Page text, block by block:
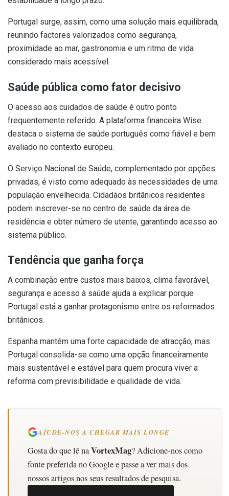
Portugal surge, assim, como uma solução mais equilibrada,
reunindo factores valorizados como segurança,
proximidade ao mar, gastronomia e um ritmo de vida
considerado mais acessível.
Saúde pública como fator decisivo
O acesso aos cuidados de saúde é outro ponto
frequentemente referido. A plataforma financeira Wise
destaca o sistema de saúde português como fiável e bem
avaliado no contexto europeu.
O Serviço Nacional de Saúde, complementado por opções
privadas, é visto como adequado às necessidades de uma
população envelhecida. Cidadãos britânicos residentes
podem inscrever-se no centro de saúde da área de
residência e obter número de utente, garantindo acesso ao
sistema público.
Tendência que ganha força
A combinação entre custos mais baixos, clima favorável,
segurança e acesso à saúde ajuda a explicar porque
Portugal está a ganhar protagonismo entre os reformados
britânicos.
Espanha mantém uma forte capacidade de atracção, mas
Portugal consolida-se como uma opção financeiramente
mais sustentável e estável para quem procura viver a
reforma com previsibilidade e qualidade de vida.
AJUDE-NOS A CHEGAR MAIS LONGE
Gosta do que lê naVortexMag? Adicione-nos como
fonte preferida no Google e passe a ver mais dos
nossos artigos nos seus resultados de pesquisa.